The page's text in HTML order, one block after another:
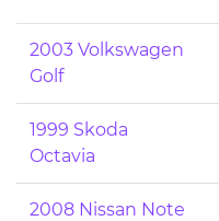
2003 Volkswagen
Golf
1999 Skoda
Octavia
2008 Nissan Note